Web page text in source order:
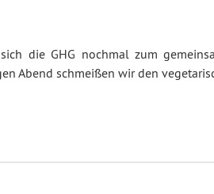
die GHG nochmal zum
Abend schmeißen wir den